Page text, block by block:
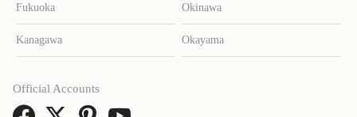
Fukuoka Okinawa
Kanagawa Okayama
Official Accounts